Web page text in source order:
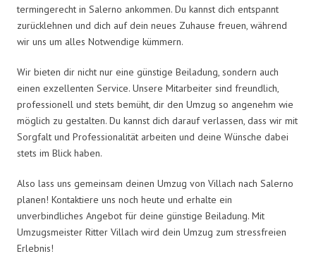
termingerecht in Salerno ankommen. Du kannst dich entspannt
zurücklehnen und dich auf dein neues Zuhause freuen, während
wir uns um alles Notwendige kümmern.
Wir bieten dir nicht nur eine günstige Beiladung, sondern auch
einen exzellenten Service. Unsere Mitarbeiter sind freundlich,
professionell und stets bemüht, dir den Umzug so angenehm wie
möglich zu gestalten. Du kannst dich darauf verlassen, dass wir mit
Sorgfalt und Professionalität arbeiten und deine Wünsche dabei
stets im Blick haben.
Also lass uns gemeinsam deinen Umzug von Villach nach Salerno
planen! Kontaktiere uns noch heute und erhalte ein
unverbindliches Angebot für deine günstige Beiladung. Mit
Umzugsmeister Ritter Villach wird dein Umzug zum stressfreien
Erlebnis!